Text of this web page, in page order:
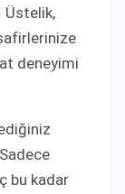
Üstelik,
deneyimi
bu kadar